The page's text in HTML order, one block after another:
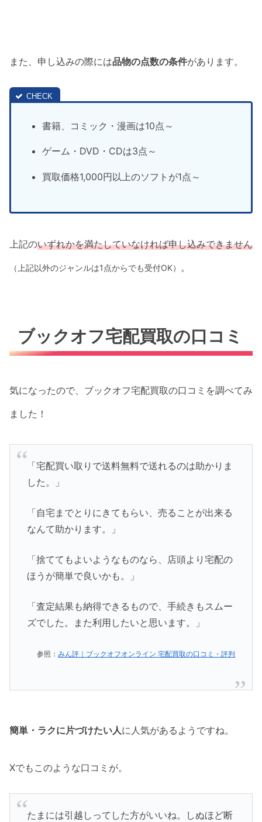
また、申し込みの際には品物の点数の条件があります。
書籍、コミック・漫画は10点～
ゲーム・DVD・CDは3点～
買取価格1,000円以上のソフトが1点～
上記のいずれかを満たしていなければ申し込みできません
（上記以外のジャンルは1点からでも受付OK） 。
ブックオフ宅配買取の口コミ
気になったので、ブックオフ宅配買取の口コミを調べてみ
ました！
「宅配買い取りで送料無料で送れるのは助かりま
した。」
「自宅までとりにきてもらい、売ることが出来る
なんて助かります。」
「捨ててもよいようなものなら、店頭より宅配の
ほうが簡単で良いかも。」
「査定結果も納得できるもので、手続きもスムー
ズでした。また利用したいと思います。」
参照：みん評｜ブックオフオンライン 宅配買取の口コミ・評判
簡単・ラクに片づけたい人に人気があるようですね。
Xでもこのような口コミが。
たまには引越しってした方がいいね。しぬほど断